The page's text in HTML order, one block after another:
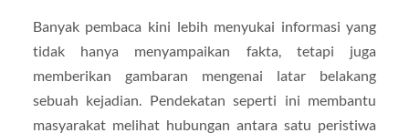
Banyak pembaca kini lebih menyukai informasi yang
tidak hanya menyampaikan fakta, tetapi juga
memberikan gambaran mengenai latar belakang
sebuah kejadian. Pendekatan seperti ini membantu
masyarakat melihat hubungan antara satu peristiwa